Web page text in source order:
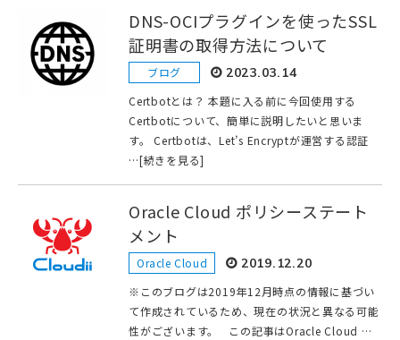
DNS-OCIプラグインを使ったSSL
証明書の取得方法について
ブログ 2023.03.14
Certbotとは？ 本題に入る前に今回使用する
Certbotについて、簡単に説明したいと思いま
す。 Certbotは、Let’s Encryptが運営する認証
…[続きを見る]
Oracle Cloud ポリシーステート
メント
Oracle Cloud 2019.12.20
※このブログは2019年12月時点の情報に基づい
て作成されているため、現在の状況と異なる可能
性がございます。 この記事はOracle Cloud …